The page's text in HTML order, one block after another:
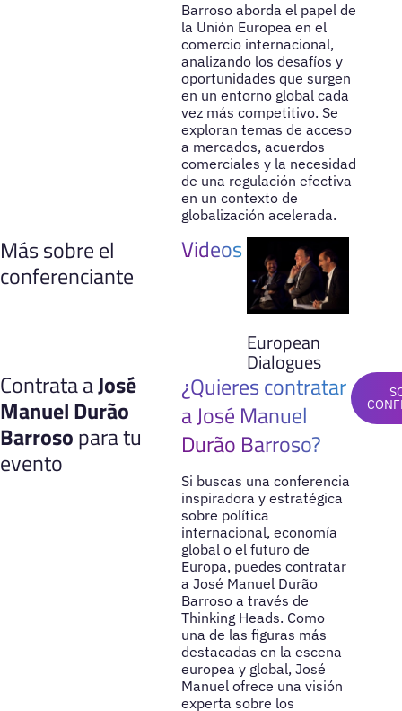
Barroso aborda el papel de
la Unión Europea en el
comercio internacional,
analizando los desafíos y
oportunidades que surgen
en un entorno global cada
vez más competitivo. Se
exploran temas de acceso
a mercados, acuerdos
comerciales y la necesidad
de una regulación efectiva
en un contexto de
globalización acelerada.
Más sobre el
conferenciante
Videos
European
Dialogues
Contrata aJosé
Manuel Durão
Barrosopara tu
evento
¿Quieres contratar
a José Manuel
Durão Barroso?
Si buscas una conferencia
inspiradora y estratégica
sobre política
internacional, economía
global o el futuro de
Europa, puedes contratar
a José Manuel Durão
Barroso a través de
Thinking Heads. Como
una de las figuras más
destacadas en la escena
europea y global, José
Manuel ofrece una visión
experta sobre los